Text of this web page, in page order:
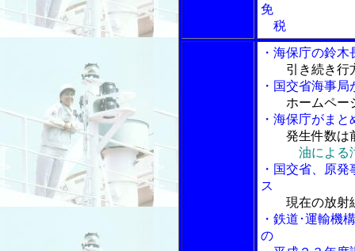
免
税
・海保庁の鈴
引き続き行
・国交省海事
ホームペー
・海保庁がま
発生件数は
油による
・国交省、原
ス
現在の放射
・鉄道･運輸機
の